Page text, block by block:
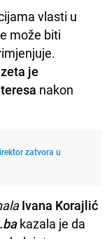
vlasti u
može biti
je
nakon
zatvora u
Ivana Korajlić
kazala je da